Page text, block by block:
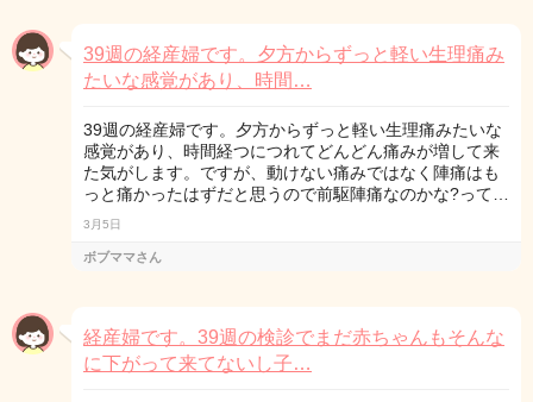
39週の経産婦です。夕方からずっと軽い生理痛み
たいな感覚があり、時間…
39週の経産婦です。夕方からずっと軽い生理痛みたいな
感覚があり、時間経つにつれてどんどん痛みが増して来
た気がします。ですが、動けない痛みではなく陣痛はも
っと痛かったはずだと思うので前駆陣痛なのかな?って…
3月5日
ボブママさん
経産婦です。39週の検診でまだ赤ちゃんもそんな
に下がって来てないし子…